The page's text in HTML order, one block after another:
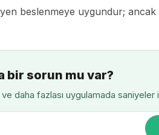
beslenmeye uygundur;
bir sorun mu var?
daha fazlası uygulamada saniyeler